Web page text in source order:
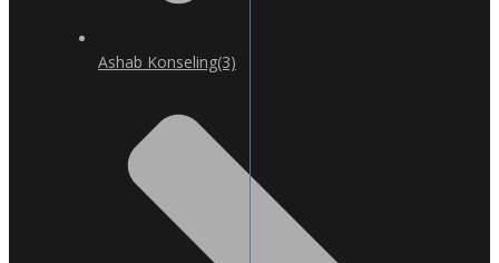
Ashab Konseling(3)